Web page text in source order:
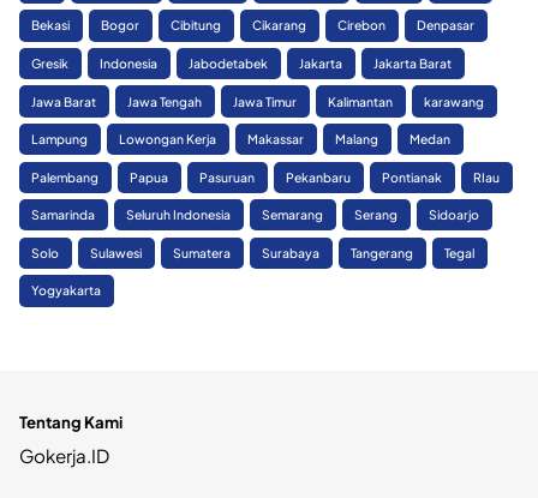
Bekasi Bogor Cibitung Cikarang Cirebon Denpasar
Gresik Indonesia Jabodetabek Jakarta Jakarta Barat
Jawa Barat Jawa Tengah Jawa Timur Kalimantan karawang
Lampung Lowongan Kerja Makassar Malang Medan
Palembang Papua Pasuruan Pekanbaru Pontianak RIau
Samarinda Seluruh Indonesia Semarang Serang Sidoarjo
Solo Sulawesi Sumatera Surabaya Tangerang Tegal
Yogyakarta
Tentang Kami
Gokerja.ID